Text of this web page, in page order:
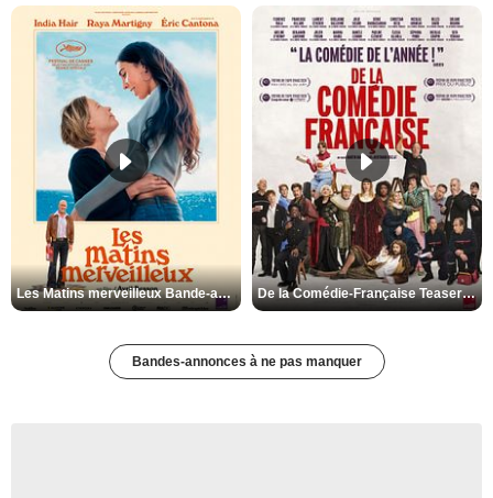
Les Matins merveilleux Bande-annonce VF De la Comédie-Française Teaser VF
Bandes-annonces à ne pas manquer